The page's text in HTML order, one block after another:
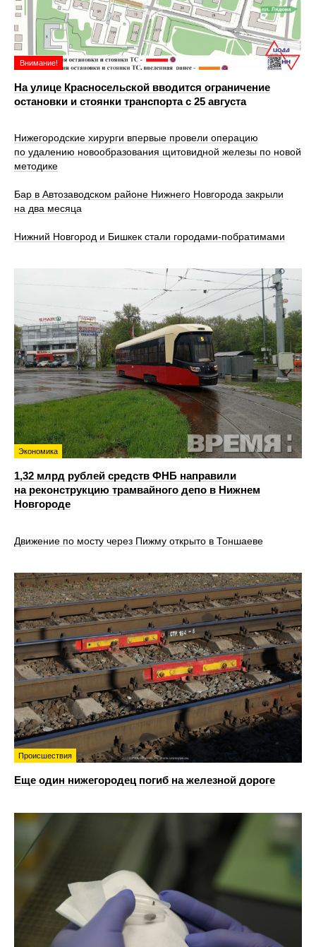
Внимание!
На улице Красносельской вводится ограничение
остановки и стоянки транспорта с 25 августа
Нижегородские хирурги впервые провели операцию
по удалению новообразования щитовидной железы по новой
методике
Бар в Автозаводском районе Нижнего Новгорода закрыли
на два месяца
Нижний Новгород и Бишкек стали городами-побратимами
Экономика
1,32 млрд рублей средств ФНБ направили
на реконструкцию трамвайного депо в Нижнем
Новгороде
Движение по мосту через Пижму открыто в Тоншаеве
Происшествия
Еще один нижегородец погиб на железной дороге